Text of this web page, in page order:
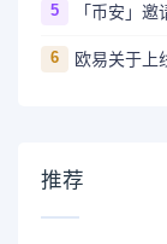
5 「币安」
6 欧易关于上
推荐